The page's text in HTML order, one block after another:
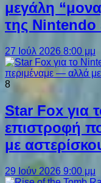
μεγάλη
της Nintendo
27 Ιούλ 2026 8:00 μμ
8
Star Fox για
επιστροφή
με
29 Ιούν 2026 9:00 μμ